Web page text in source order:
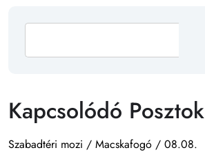
Kapcsolódó Posztok
Szabadtéri mozi / Macskafogó / 08.08.